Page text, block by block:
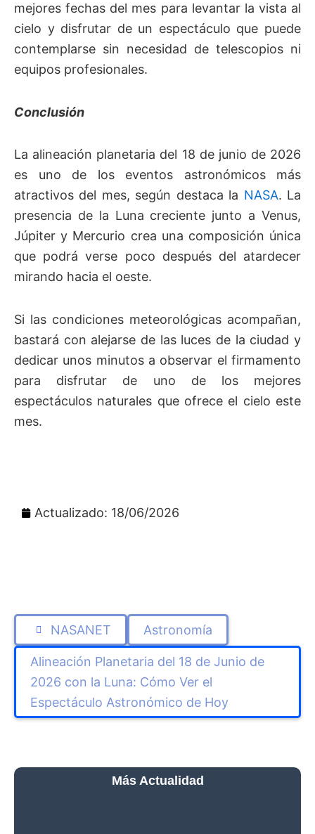
Más Actualidad
mejores fechas del mes para levantar la vista al
cielo y disfrutar de un espectáculo que puede
contemplarse sin necesidad de telescopios ni
equipos profesionales.
Conclusión
La alineación planetaria del 18 de junio de 2026
es uno de los eventos astronómicos más
atractivos del mes, según destaca la NASA. La
presencia de la Luna creciente junto a Venus,
Júpiter y Mercurio crea una composición única
que podrá verse poco después del atardecer
mirando hacia el oeste.
Si las condiciones meteorológicas acompañan,
bastará con alejarse de las luces de la ciudad y
dedicar unos minutos a observar el firmamento
para disfrutar de uno de los mejores
espectáculos naturales que ofrece el cielo este
mes.
Actualizado: 18/06/2026
NASANET Astronomía
Alineación Planetaria del 18 de Junio de
2026 con la Luna: Cómo Ver el
Espectáculo Astronómico de Hoy